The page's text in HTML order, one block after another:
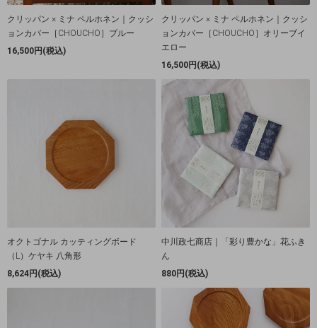
クリッパン × ミナ ペルホネン｜クッシ
ョンカバー［CHOUCHO］ブルー
16,500円(税込)
クリッパン × ミナ ペルホネン｜クッシ
ョンカバー［CHOUCHO］オリーブイ
エロー
16,500円(税込)
オクトゴナル カッティングボード
（L）ケヤキ 八角形
8,624円(税込)
中川政七商店｜「彩り豊かな」花ふき
ん
880円(税込)